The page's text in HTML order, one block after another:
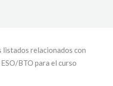
listados relacionados con
BTO para el curso